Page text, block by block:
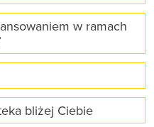
w ramach
bliżej Ciebie